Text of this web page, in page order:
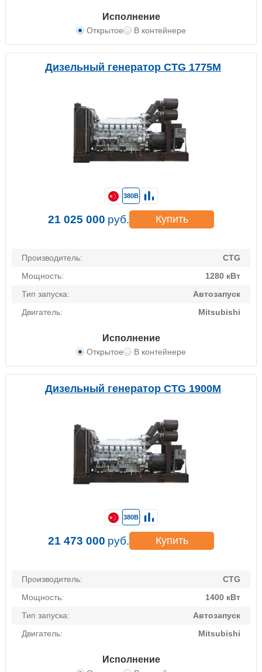
Исполнение
Открытое В контейнере
Дизельный генератор CTG 1775M
Производитель:
CTG
Мощность:
1280 кВт
Тип запуска:
Автозапуск
Двигатель:
Mitsubishi
Исполнение
Открытое В контейнере
380В
21 025 000 руб. Купить
Дизельный генератор CTG 1900M
Производитель:
CTG
Мощность:
1400 кВт
Тип запуска:
Автозапуск
Двигатель:
Mitsubishi
Исполнение
380В
21 473 000 руб. Купить